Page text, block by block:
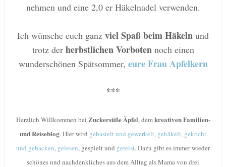
nehmen und eine 2,0 er Häkelnadel verwenden.
Ich wünsche euch ganz viel Spaß beim Häkeln und
trotz der herbstlichen Vorboten noch einen
wunderschönen Spätsommer, eure Frau Apfelkern
***
Herzlich Willkommen bei Zuckersüße Äpfel, demkreativen Familien-
und Reiseblog.Hier wird gebastelt und gewerkelt, gehäkelt, gekocht
und gebacken, gelesen, gespielt und gereist. Dazu gibt es immer wieder
schönes und nachdenkliches aus dem Alltag als Mama von drei